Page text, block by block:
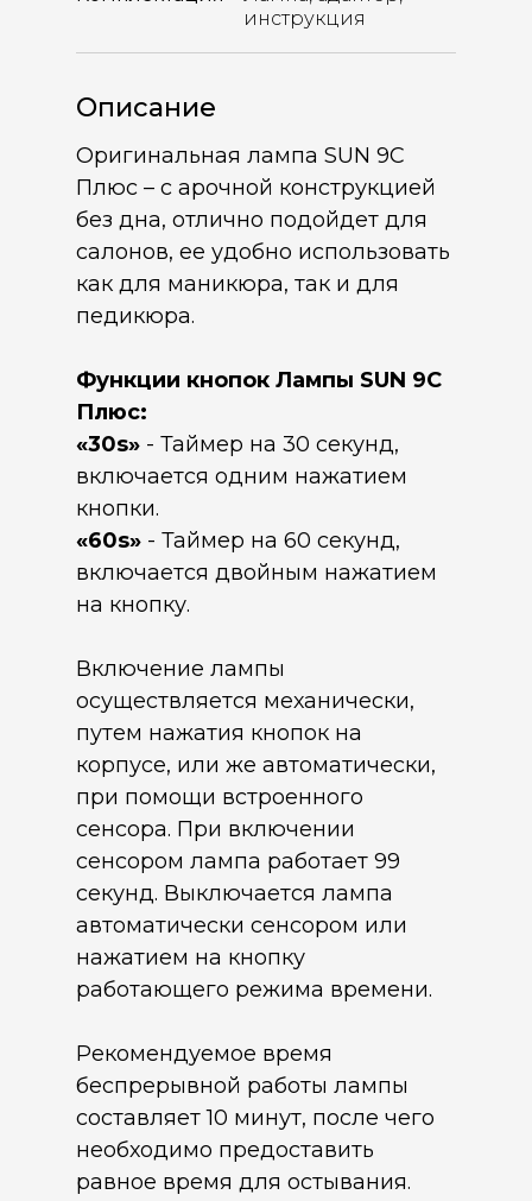
инструкция
Оригинальная лампа SUN 9C
Плюс – с арочной конструкцией
без дна, отлично подойдет для
салонов, ее удобно использовать
как для маникюра, так и для
педикюра.
Функции кнопок Лампы SUN 9C
Плюс:
«30s» - Таймер на 30 секунд,
включается одним нажатием
кнопки.
«60s» - Таймер на 60 секунд,
включается двойным нажатием
на кнопку.
Включение лампы
осуществляется механически,
путем нажатия кнопок на
корпусе, или же автоматически,
при помощи встроенного
сенсора. При включении
сенсором лампа работает 99
секунд. Выключается лампа
автоматически сенсором или
нажатием на кнопку
работающего режима времени.
Рекомендуемое время
беспрерывной работы лампы
составляет 10 минут, после чего
необходимо предоставить
равное время для остывания.
Описание